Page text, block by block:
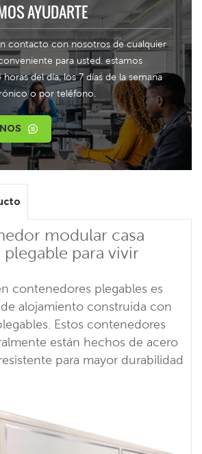
AYUDARTE
contacto con nosotros de cualquier
para usted. estamos
horas del día, los 7 días de la semana
o por teléfono.
modular casa
para vivir
contenedores plegables es
alojamiento construida con
Estos contenedores
están hechos de acero
para mayor durabilidad